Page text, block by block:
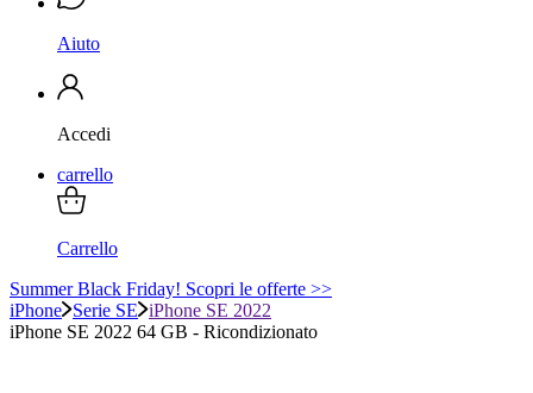
Aiuto
Accedi
carrello
Carrello
Summer Black Friday! Scopri le offerte >>
iPhone Serie SE iPhone SE 2022
iPhone SE 2022 64 GB - Ricondizionato